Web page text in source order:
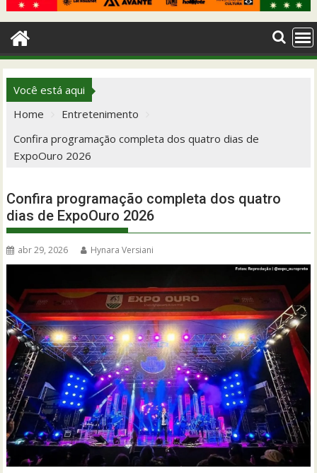
Você está aqui
Home
Entretenimento
Confira programação completa dos quatro dias de
ExpoOuro 2026
Confira programação completa dos quatro
dias de ExpoOuro 2026
abr 29, 2026 Hynara Versiani